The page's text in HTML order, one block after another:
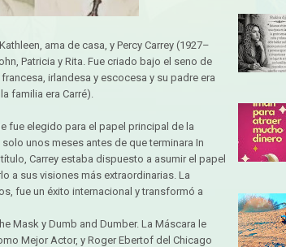
ama de casa, y Percy Carrey (1927–
Patricia y Rita. Fue criado bajo el seno de
irlandesa y escocesa y su padre era
familia era Carré).
fue elegido para el papel principal de la
unos meses antes de que terminara In
Carrey estaba dispuesto a asumir el papel
a sus visiones más extraordinarias. La
fue un éxito internacional y transformó a
Mask y Dumb and Dumber. La Máscara le
Mejor Actor, y Roger Ebertof del Chicago